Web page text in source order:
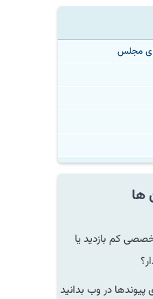
مجلس
کم بازدید یا
پیوندها در وب بدانید